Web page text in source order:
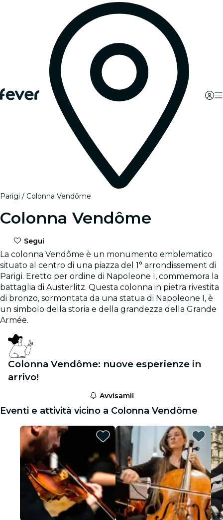
Parigi Colonna Vendôme
Colonna Vendôme
Segui
La colonna Vendôme è un monumento emblematico
situato al centro di una piazza del 1° arrondissement di
Parigi. Eretto per ordine di Napoleone I, commemora la
battaglia di Austerlitz. Questa colonna in pietra rivestita
di bronzo, sormontata da una statua di Napoleone I, è
un simbolo della storia e della grandezza della Grande
Armée.
Colonna Vendôme: nuove esperienze in
arrivo!
Avvisami!
Eventi e attività vicino a Colonna Vendôme